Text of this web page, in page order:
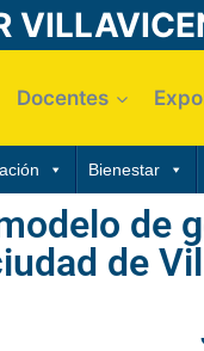
Docentes
Bienestar
de
de